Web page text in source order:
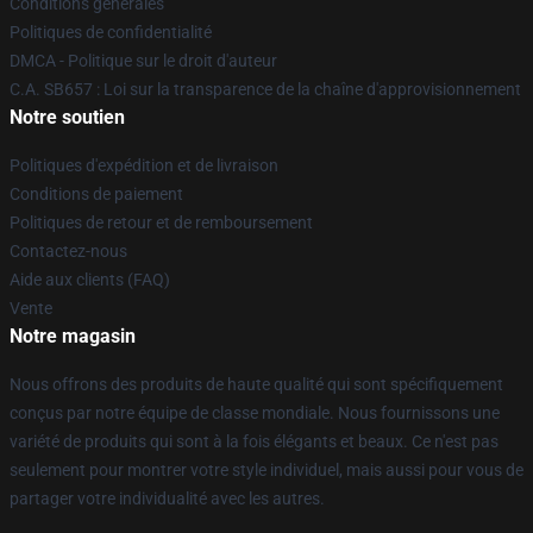
Politiques de confidentialité
DMCA - Politique sur le droit d'auteur
C.A. SB657 : Loi sur la transparence de la chaîne d'approvisionnement
Notre soutien
Politiques d'expédition et de livraison
Conditions de paiement
Politiques de retour et de remboursement
Contactez-nous
Aide aux clients (FAQ)
Vente
Notre magasin
Nous offrons des produits de haute qualité qui sont spécifiquement
conçus par notre équipe de classe mondiale. Nous fournissons une
variété de produits qui sont à la fois élégants et beaux. Ce n'est pas
seulement pour montrer votre style individuel, mais aussi pour vous de
partager votre individualité avec les autres.